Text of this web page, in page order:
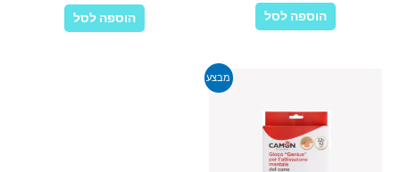
הוספה לסל הוספה לסל
מבצע